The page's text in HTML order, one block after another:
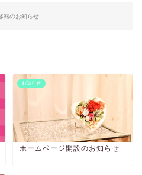
転のお知らせ
お知らせ
ホームページ開設のお知らせ